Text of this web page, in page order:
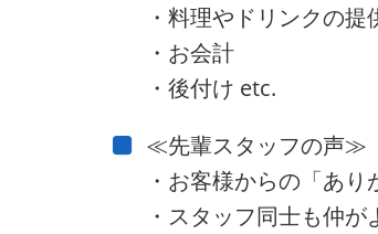
・料理やドリンクの提
・お会計
・後付け etc.
≪先輩スタッフの声≫
・お客様からの「あり
・スタッフ同士も仲が